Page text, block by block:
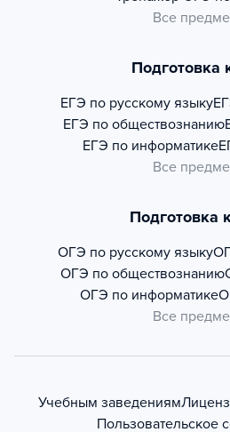
Все
Подготовка
ЕГЭ по русскому языку
ЕГЭ по обществознанию
ЕГЭ по информатике
Все
Подготовка
ОГЭ по русскому языку
ОГЭ по обществознанию
ОГЭ по информатике
Все
Учебным заведениям
Пользовательское